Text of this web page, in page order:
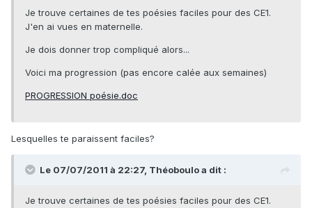
Je trouve certaines de tes poésies faciles pour des CE1.
J'en ai vues en maternelle.
Je dois donner trop compliqué alors...
Voici ma progression (pas encore calée aux semaines)
PROGRESSION poésie.doc
Lesquelles te paraissent faciles?
Le 07/07/2011 à 22:27, Théoboulo a dit :
Je trouve certaines de tes poésies faciles pour des CE1.